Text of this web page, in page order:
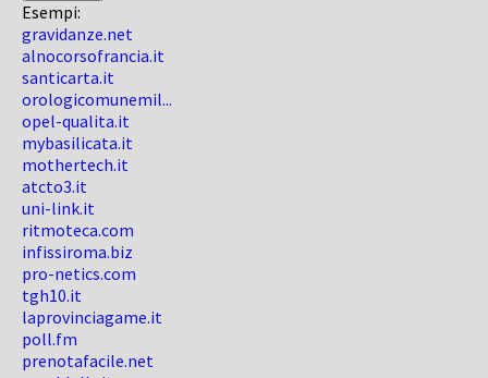
Esempi:
gravidanze.net
alnocorsofrancia.it
santicarta.it
orologicomunemil...
opel-qualita.it
mybasilicata.it
mothertech.it
atcto3.it
uni-link.it
ritmoteca.com
infissiroma.biz
pro-netics.com
tgh10.it
laprovinciagame.it
poll.fm
prenotafacile.net